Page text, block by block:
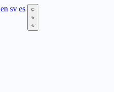
en sv es